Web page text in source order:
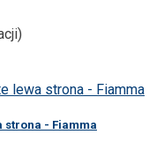
strona - Fiamma